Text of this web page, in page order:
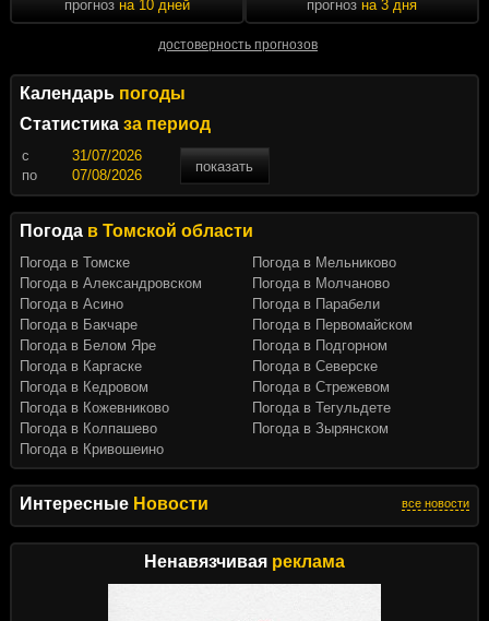
Интересные Новости все новости
Ненавязчивая реклама
прогноз на 10 дней
достоверность прогнозов
прогноз на 3 дня
Календарь погоды
Статистика за период
c
показать
по
Погода в Томской области
Погода в Томске
Погода в Александровском
Погода в Асино
Погода в Бакчаре
Погода в Белом Яре
Погода в Каргаске
Погода в Кедровом
Погода в Кожевниково
Погода в Колпашево
Погода в Кривошеино
Погода в Мельниково
Погода в Молчаново
Погода в Парабели
Погода в Первомайском
Погода в Подгорном
Погода в Северске
Погода в Стрежевом
Погода в Тегульдете
Погода в Зырянском